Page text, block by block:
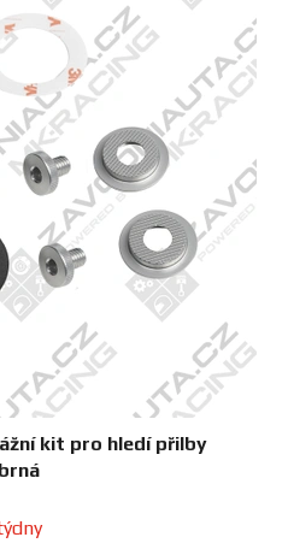
kit pro hledí přilby